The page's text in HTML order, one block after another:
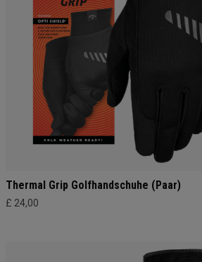
Thermal Grip Golfhandschuhe (Paar)
£ 24,00